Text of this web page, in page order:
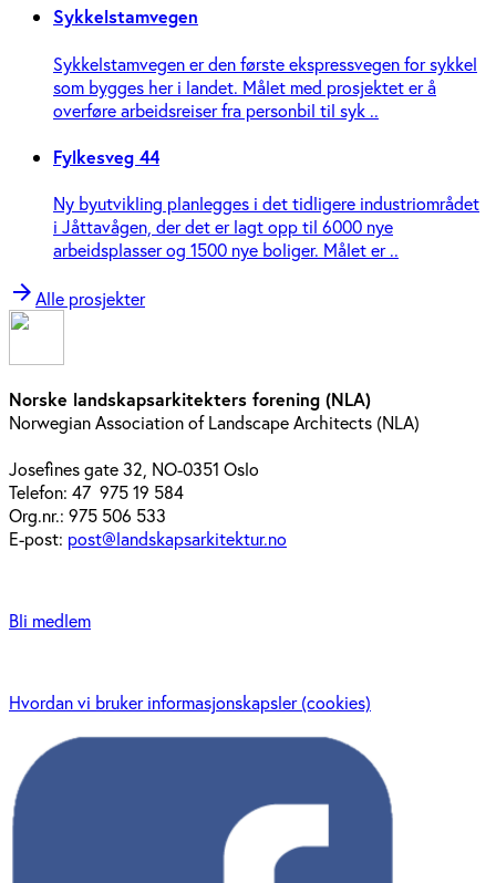
Sykkelstamvegen
Sykkelstamvegen er den første ekspressvegen for sykkel
som bygges her i landet. Målet med prosjektet er å
overføre arbeidsreiser fra personbil til syk ..
Fylkesveg 44
Ny byutvikling planlegges i det tidligere industriområdet
i Jåttavågen, der det er lagt opp til 6000 nye
arbeidsplasser og 1500 nye boliger. Målet er ..
arrow_forwardAlle prosjekter
Norske landskapsarkitekters forening (NLA)
Norwegian Association of Landscape Architects (NLA)
Josefines gate 32, NO-0351 Oslo
Telefon: 47 975 19 584
Org.nr.: 975 506 533
E-post: post@landskapsarkitektur.no
Bli medlem
Hvordan vi bruker informasjonskapsler (cookies)